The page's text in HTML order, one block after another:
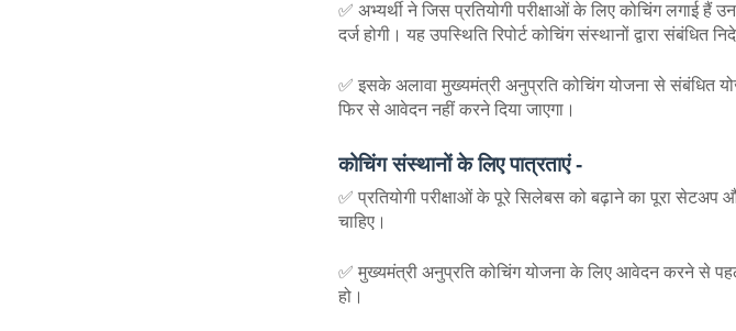
✅ अभ्यर्थी ने जिस प्रतियोगी परीक्षाओं के लिए कोचिंग लगाई हैं
दर्ज होगी। यह उपस्थिति रिपोर्ट कोचिंग संस्थानों द्वारा
✅ इसके अलावा मुख्यमंत्री अनुप्रति कोचिंग योजना से संबंधित
फिर से आवेदन नहीं करने दिया जाएगा।
कोचिंग संस्थानों के लिए पात्रताएं -
✅ प्रतियोगी परीक्षाओं के पूरे सिलेबस को बढ़ाने का पूरा सेटअप
चाहिए।
✅ मुख्यमंत्री अनुप्रति कोचिंग योजना के लिए आवेदन करने से
हो।